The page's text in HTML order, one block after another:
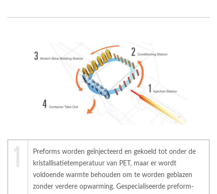
Preforms worden geïnjecteerd en gekoeld tot onder de
kristallisatietemperatuur van PET, maar er wordt
voldoende warmte behouden om te worden geblazen
zonder verdere opwarming. Gespecialiseerde preform-